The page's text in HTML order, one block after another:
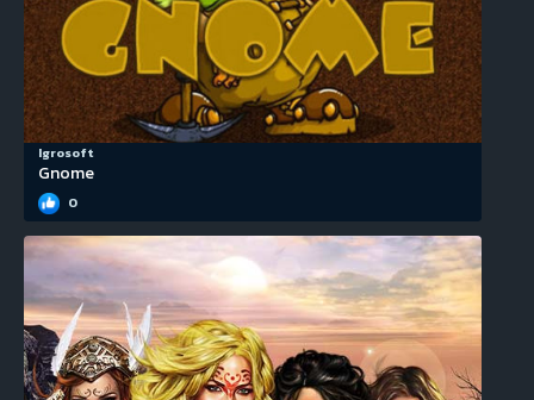
Igrosoft
Gnome
0